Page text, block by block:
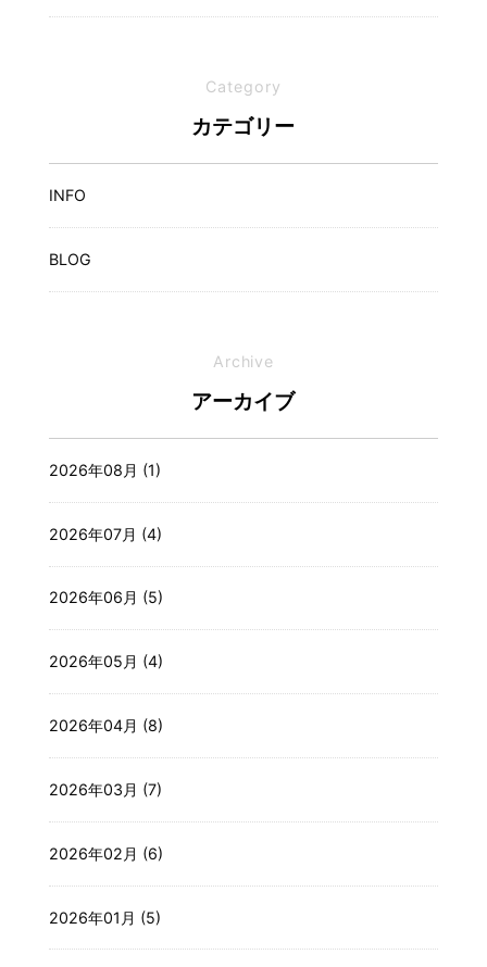
Category
カテゴリー
INFO
BLOG
Archive
アーカイブ
2026年08月 (1)
2026年07月 (4)
2026年06月 (5)
2026年05月 (4)
2026年04月 (8)
2026年03月 (7)
2026年02月 (6)
2026年01月 (5)